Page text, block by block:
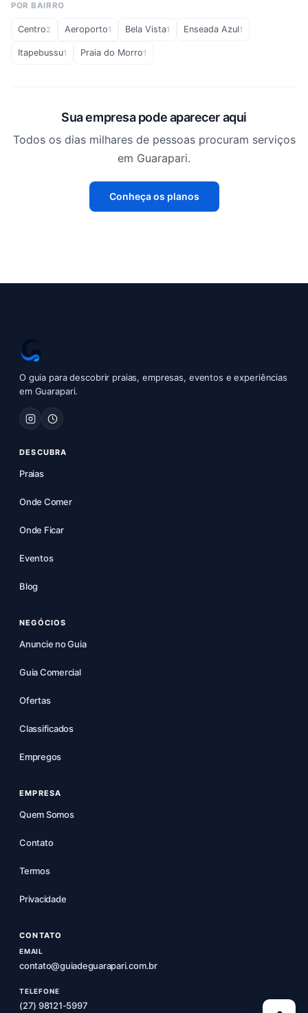
POR BAIRRO
Centro2 Aeroporto1 Bela Vista1 Enseada Azul1
Itapebussu1 Praia do Morro1
Sua empresa pode aparecer aqui
Todos os dias milhares de pessoas procuram serviços
em Guarapari.
Conheça os planos
O guia para descobrir praias, empresas, eventos e experiências
em Guarapari.
DESCUBRA
Praias
Onde Comer
Onde Ficar
Eventos
Blog
NEGÓCIOS
Anuncie no Guia
Guia Comercial
Ofertas
Classificados
Empregos
EMPRESA
Quem Somos
Contato
Termos
Privacidade
CONTATO
EMAIL
contato@guiadeguarapari.com.br
TELEFONE
(27) 98121-5997